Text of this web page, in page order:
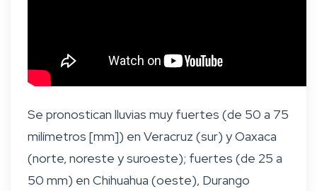
Se pronostican lluvias muy fuertes (de 50 a 75
milímetros [mm]) en Veracruz (sur) y Oaxaca
(norte, noreste y suroeste); fuertes (de 25 a
50 mm) en Chihuahua (oeste), Durango